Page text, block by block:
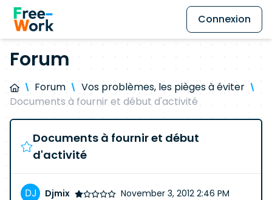
Connexion
Forum
Forum
Vos problèmes, les pièges à éviter
Documents à fournir et début d'activité
Documents à fournir et début
d'activité
Djmix November 3, 2012 2:46 PM